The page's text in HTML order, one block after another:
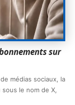
sur
médias sociaux, la
le nom de X,